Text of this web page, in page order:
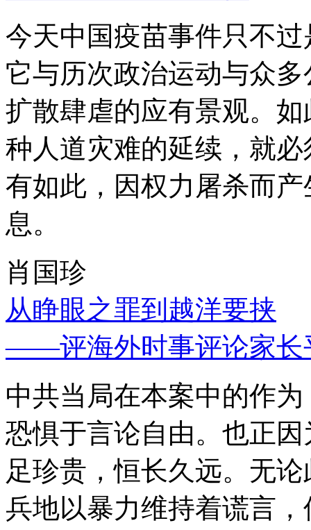
今天中国疫苗事件只不
它与历次政治运动与众
扩散肆虐的应有景观。
种人道灾难的延续，就
有如此，因权力屠杀而
息。
肖国珍
从睁眼之罪到越洋要挟
——评海外时事评论家长
中共当局在本案中的作
恐惧于言论自由。也正
足珍贵，恒长久远。无
兵地以暴力维持着谎言